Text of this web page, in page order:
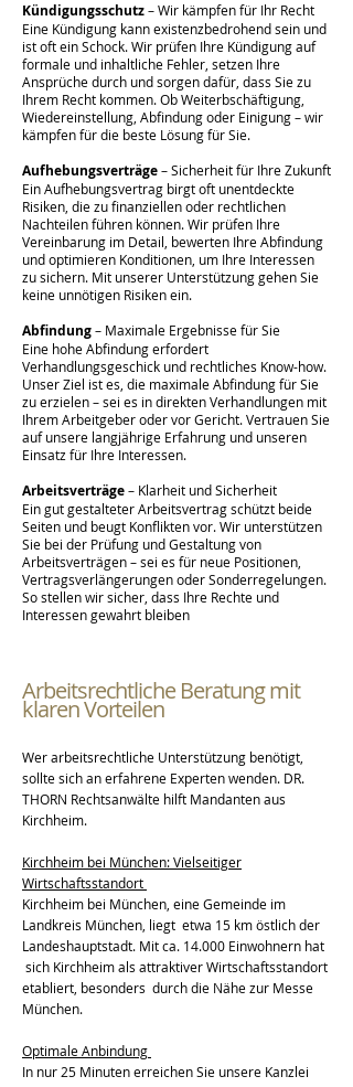
Kündigungsschutz– Wir kämpfen für Ihr Recht
Eine Kündigung kann existenzbedrohend sein und
ist oft ein Schock. Wir prüfen Ihre Kündigung auf
formale und inhaltliche Fehler, setzen Ihre
Ansprüche durch und sorgen dafür, dass Sie zu
Ihrem Recht kommen. Ob Weiterbschäftigung,
Wiedereinstellung, Abfindung oder Einigung – wir
kämpfen für die beste Lösung für Sie.
Aufhebungsverträge– Sicherheit für Ihre Zukunft
Ein Aufhebungsvertrag birgt oft unentdeckte
Risiken, die zu finanziellen oder rechtlichen
Nachteilen führen können. Wir prüfen Ihre
Vereinbarung im Detail, bewerten Ihre Abfindung
und optimieren Konditionen, um Ihre Interessen
zu sichern. Mit unserer Unterstützung gehen Sie
keine unnötigen Risiken ein.
Abfindung– Maximale Ergebnisse für Sie
Eine hohe Abfindung erfordert
Verhandlungsgeschick und rechtliches Know-how.
Unser Ziel ist es, die maximale Abfindung für Sie
zu erzielen – sei es in direkten Verhandlungen mit
Ihrem Arbeitgeber oder vor Gericht. Vertrauen Sie
auf unsere langjährige Erfahrung und unseren
Einsatz für Ihre Interessen.
Arbeitsverträge– Klarheit und Sicherheit
Ein gut gestalteter Arbeitsvertrag schützt beide
Seiten und beugt Konflikten vor. Wir unterstützen
Sie bei der Prüfung und Gestaltung von
Arbeitsverträgen – sei es für neue Positionen,
Vertragsverlängerungen oder Sonderregelungen.
So stellen wir sicher, dass Ihre Rechte und
Interessen gewahrt bleiben
Arbeitsrechtliche Beratung mit
klaren Vorteilen
Wer arbeitsrechtliche Unterstützung benötigt,
sollte sich an erfahrene Experten wenden. DR.
THORN Rechtsanwälte hilft Mandanten aus
Kirchheim.
Kirchheim bei München: Vielseitiger
Wirtschaftsstandort
Kirchheim bei München, eine Gemeinde im
Landkreis München, liegt etwa 15 km östlich der
Landeshauptstadt. Mit ca. 14.000 Einwohnern hat
sich Kirchheim als attraktiver Wirtschaftsstandort
etabliert, besonders durch die Nähe zur Messe
München.
Optimale Anbindung
In nur 25 Minuten erreichen Sie unsere Kanzlei